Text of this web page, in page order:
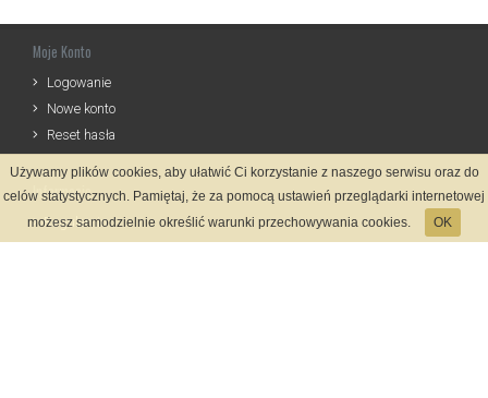
Moje Konto
Logowanie
Nowe konto
Reset hasła
Informacje
Regulamin
Używamy plików cookies, aby ułatwić Ci korzystanie z naszego serwisu oraz do
celów statystycznych. Pamiętaj, że za pomocą ustawień przeglądarki internetowej
możesz samodzielnie określić warunki przechowywania cookies.
OK